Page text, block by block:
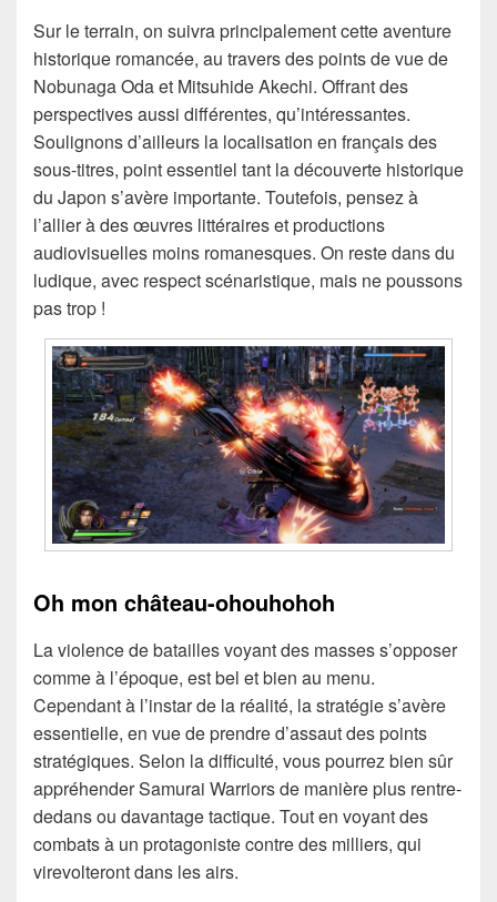
Sur le terrain, on suivra principalement cette aventure
historique romancée, au travers des points de vue de
Nobunaga Oda et Mitsuhide Akechi. Offrant des
perspectives aussi différentes, qu’intéressantes.
Soulignons d’ailleurs la localisation en français des
sous-titres, point essentiel tant la découverte historique
du Japon s’avère importante. Toutefois, pensez à
l’allier à des œuvres littéraires et productions
audiovisuelles moins romanesques. On reste dans du
ludique, avec respect scénaristique, mais ne poussons
pas trop !
Oh mon château-ohouhohoh
La violence de batailles voyant des masses s’opposer
comme à l’époque, est bel et bien au menu.
Cependant à l’instar de la réalité, la stratégie s’avère
essentielle, en vue de prendre d’assaut des points
stratégiques. Selon la difficulté, vous pourrez bien sûr
appréhender Samurai Warriors de manière plus rentre-
dedans ou davantage tactique. Tout en voyant des
combats à un protagoniste contre des milliers, qui
virevolteront dans les airs.